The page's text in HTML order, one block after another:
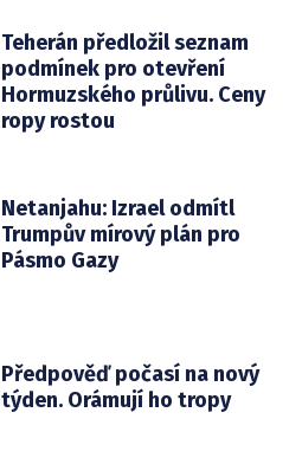
Teherán předložil seznam
podmínek pro otevření
Hormuzského průlivu. Ceny
ropy rostou
Netanjahu: Izrael odmítl
Trumpův mírový plán pro
Pásmo Gazy
Předpověď počasí na nový
týden. Orámují ho tropy